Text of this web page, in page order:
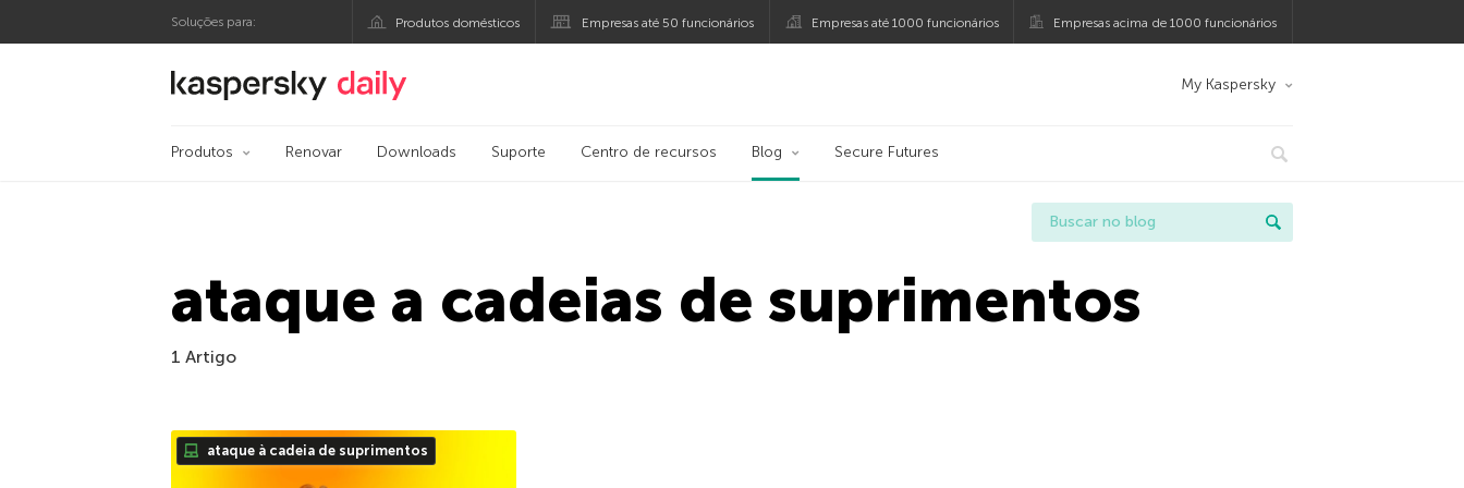
Soluções para: Produtos domésticos Empresas até 50 funcionários Empresas até 1000 funcionários Empresas acima de 1000 funcionários
Blog oficial da Kaspersky My Kaspersky
Produtos Renovar Downloads Suporte Centro de recursos Blog Secure Futures
ataque a cadeias de suprimentos
1 Artigo
ataque à cadeia de suprimentos